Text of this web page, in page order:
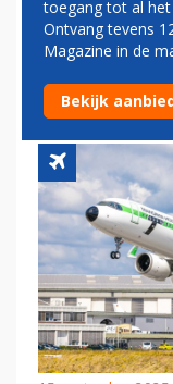
OPROEP:
toegang tot al het
Ontvang tevens
Magazine in de
Bekijk